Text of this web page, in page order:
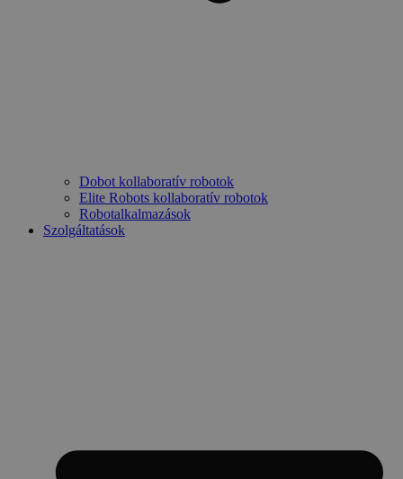
Dobot kollaboratív robotok
Elite Robots kollaboratív robotok
Robotalkalmazások
Szolgáltatások